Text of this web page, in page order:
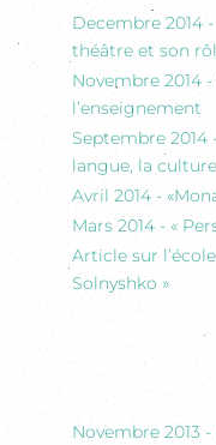
Decembre 2014
théâtre et son
Novembre 2014
l’enseignement
Septembre
langue, la
Avril 2014 -
Mars 2014 - «
Article sur
Solnyshko »
Novembre 2013